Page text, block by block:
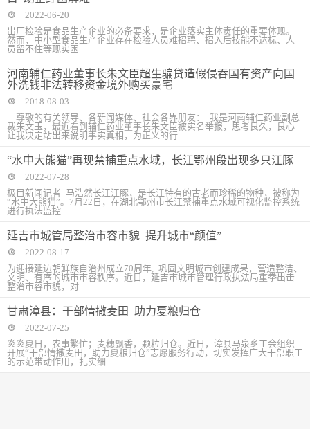
2022-06-20
出厂检验是食品生产企业的必备要求，是企业落实主体责任的重要体现。
然而，中小型食品生产企业存在检验人员难招聘、招入后技能不达标、人
员留不住等现实困
河南辅仁药业董事长朱文臣超生骗贷造假侵吞国有资产向国
外洗钱非法转移资金境外购买豪宅
2018-08-03
尊敬的有关领导、各新闻媒体、社会各界朋友： 我是河南辅仁药业副总
裁朱文玉，最近看到辅仁药业董事长朱文臣被实名举报，思考良久，良心
让我决定站出来说明事实真相，为正义的行
“水中大熊猫”再现禁捕重点水域，长江鄂州段出现多只江豚
2022-07-28
极目新闻记者 马浩然长江江豚，是长江特有的古老而珍稀的物种，被称为
“水中大熊猫”。7月22日，在湖北鄂州市长江禁捕重点水域可视化监控系统
进行执法监控
延吉市城管局整治市容市貌 提升城市“颜值”
2022-08-17
为迎接延边朝鲜族自治州成立70周年, 巩固文明城市创建成果，营造整洁、
文明、有序的城市市容秩序。近日，延吉市城市管理行政执法局重拳出击
整治市容市貌，对
甘肃漳县：干部情撒麦田 助力夏粮归仓
2022-07-25
炎炎夏日，农事繁忙；麦穗飘香，颗粒归仓。近日，漳县马泉乡工会组织
开展“干部情撒麦田，助力夏粮归仓”志愿服务行动，切实发挥广大干部职工
的示范带动作用，扎实细